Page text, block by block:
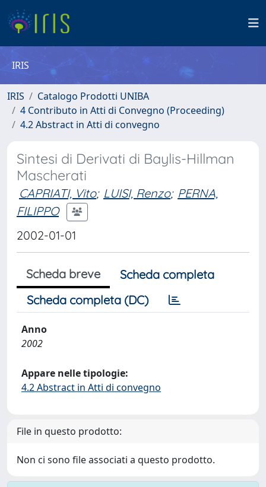
IRIS
IRIS
Catalogo Prodotti UNIBA
4 Contributo in Atti di Convegno (Proceeding)
4.2 Abstract in Atti di convegno
Sintesi di Derivati di Baylis-Hillman
Mascherati
CAPRIATI, Vito; LUISI, Renzo; PERNA,
FILIPPO
2002-01-01
Scheda breve
Scheda completa
Scheda completa (DC)
Anno
2002
Appare nelle tipologie:
4.2 Abstract in Atti di convegno
File in questo prodotto:
Non ci sono file associati a questo prodotto.